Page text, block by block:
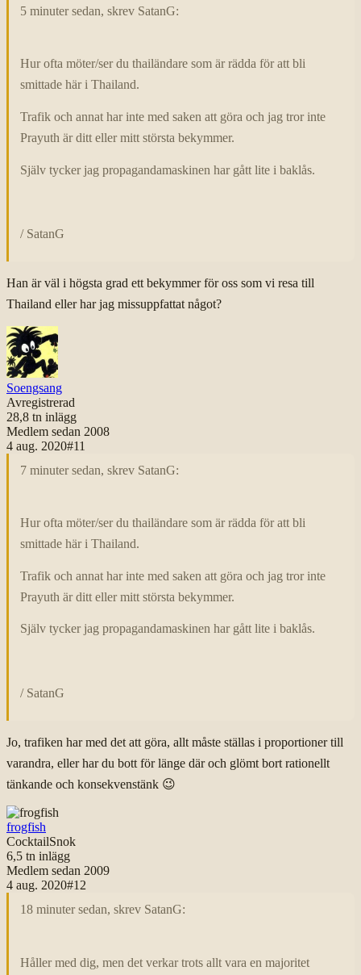
5 minuter sedan, skrev SatanG:
Hur ofta möter/ser du thailändare som är rädda för att bli
smittade här i Thailand.
Trafik och annat har inte med saken att göra och jag tror inte
Prayuth är ditt eller mitt största bekymmer.
Själv tycker jag propagandamaskinen har gått lite i baklås.
/ SatanG
Han är väl i högsta grad ett bekymmer för oss som vi resa till
Thailand eller har jag missuppfattat något?
Soengsang
Avregistrerad
28,8 tn inlägg
Medlem sedan 2008
4 aug. 2020#11
7 minuter sedan, skrev SatanG:
Hur ofta möter/ser du thailändare som är rädda för att bli
smittade här i Thailand.
Trafik och annat har inte med saken att göra och jag tror inte
Prayuth är ditt eller mitt största bekymmer.
Själv tycker jag propagandamaskinen har gått lite i baklås.
/ SatanG
Jo, trafiken har med det att göra, allt måste ställas i proportioner till
varandra, eller har du bott för länge där och glömt bort rationellt
tänkande och konsekvenstänk 😉
frogfish
CocktailSnok
6,5 tn inlägg
Medlem sedan 2009
4 aug. 2020#12
18 minuter sedan, skrev SatanG:
Håller med dig, men det verkar trots allt vara en majoritet